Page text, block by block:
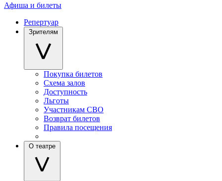
Афиша и билеты
Репертуар
Зрителям
Покупка билетов
Схема залов
Доступность
Льготы
Участникам СВО
Возврат билетов
Правила посещения
О театре